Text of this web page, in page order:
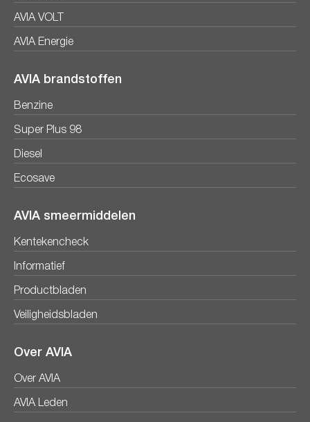
AVIA VOLT
AVIA Energie
AVIA brandstoffen
Benzine
Super Plus 98
Diesel
Ecosave
AVIA smeermiddelen
Kentekencheck
Informatief
Productbladen
Veiligheidsbladen
Over AVIA
Over AVIA
AVIA Leden